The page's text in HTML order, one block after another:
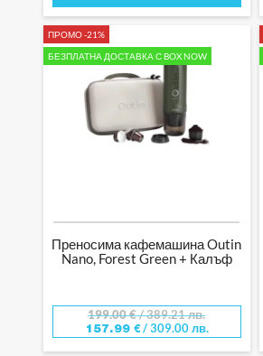
ПРОМО -21%
БЕЗПЛАТНА ДОСТАВКА С BOX NOW
Преносима кафемашина Outin
Nano, Forest Green + Калъф
199.00€/ 389.21 лв.
157.99 €/ 309.00 лв.